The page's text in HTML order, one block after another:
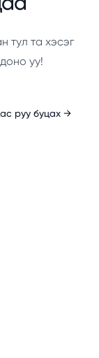
тул та хэсэг
уу!
руу буцах →